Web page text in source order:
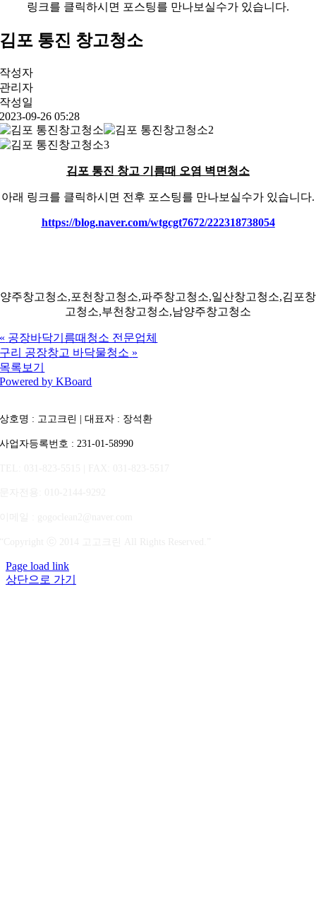
링크를 클릭하시면 포스팅를 만나보실수가 있습니다.
김포 통진 창고청소
작성자
관리자
작성일
2023-09-26 05:28
김포 통진 창고 기름때 오염 벽면청소
아래 링크를 클릭하시면 전후 포스팅를 만나보실수가 있습니다.
https://blog.naver.com/wtgcgt7672/222318738054
양주창고청소,포천창고청소,파주창고청소,일산창고청소,김포창
고청소,부천창고청소,남양주창고청소
« 공장바닥기름때청소 전문업체
구리 공장창고 바닥물청소 »
목록보기
Powered by KBoard
상호명 : 고고크린 | 대표자 : 장석환
사업자등록번호 : 231-01-58990
Page load link
상단으로 가기